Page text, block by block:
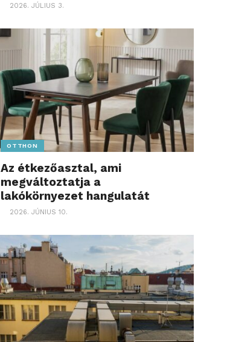
2026. JÚLIUS 3.
OTTHON
Az étkezőasztal, ami
megváltoztatja a
lakókörnyezet hangulatát
2026. JÚNIUS 10.